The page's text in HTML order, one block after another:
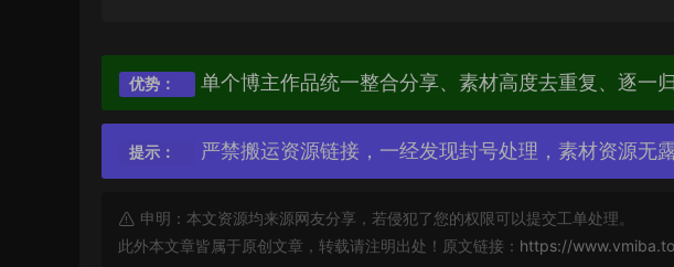
优势： 单个博主作品统一整合分享、素材高度去重复、逐一
提示： 严禁搬运资源链接，一经发现封号处理，素材资源无
申明：本文资源均来源网友分享，若侵犯了您的权限可以提交工单处理。
此外本文章皆属于原创文章，转载请注明出处！原文链接： https://